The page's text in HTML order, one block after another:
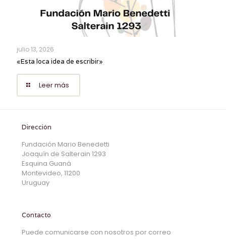
julio 13, 2026
«Esta loca idea de escribir»
Leer más
Dirección
Fundación Mario Benedetti
Joaquín de Salterain 1293
Esquina Guaná
Montevideo, 11200
Uruguay
Contacto
Puede comunicarse con nosotros por correo